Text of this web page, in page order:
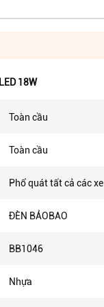
18W
Toàn cầu
Toàn cầu
Phổ quát tất cả các xe
ĐÈN BẢOBAO
BB1046
Nhựa